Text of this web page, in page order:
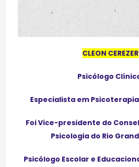
CLEON CEREZER
Psicólogo
Especialista em
Foi Vice-presidente do
Psicologia do Rio
Psicólogo Escolar e